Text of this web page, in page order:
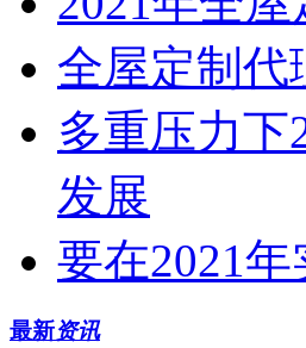
全屋定制代
多重压力下
发展
要在2021
最新资讯